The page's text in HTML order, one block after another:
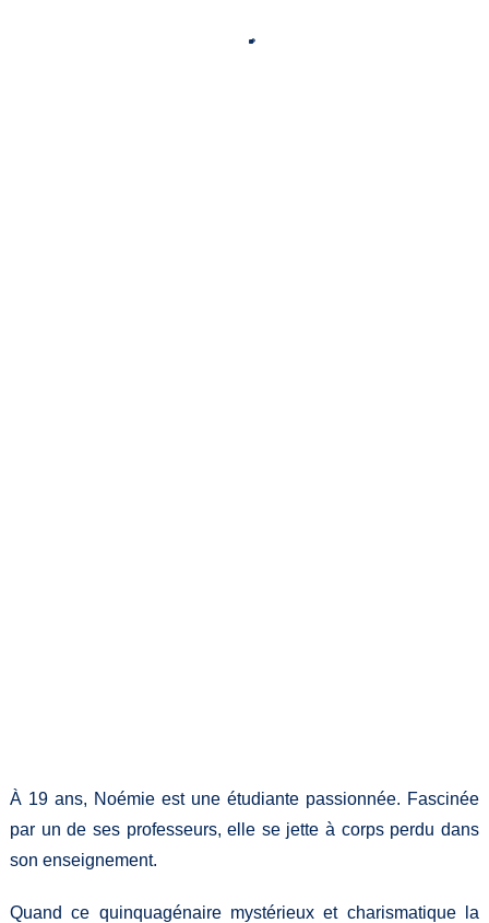
À 19 ans, Noémie est une étudiante passionnée. Fascinée
par un de ses professeurs, elle se jette à corps perdu dans
son enseignement.
Quand ce quinquagénaire mystérieux et charismatique la